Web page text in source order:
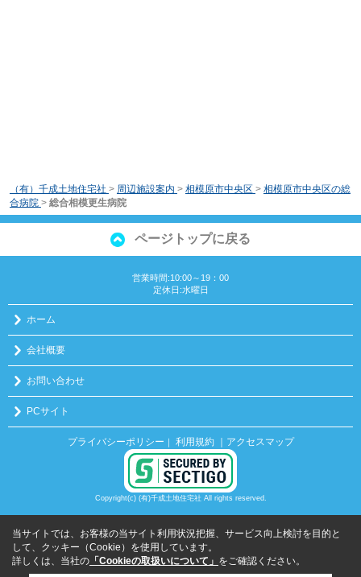
（有）千成土地住宅社 > 周辺施設案内 > 相模原市中央区 > 相模原市中央区の総
合病院 > 総合相模更生病院
ページトップに戻る
営業時間:10:00～19：00
定休日:水曜日
ホーム
会社概要
お問い合わせ
PCサイト
プライバシーポリシー ｜ 利用規約 ｜アクセスマップ
Copyright(c) (有)千成土地住宅社 All rights reserved.
当サイトでは、お客様の当サイト利用状況把握、サービス向上検討を目的と
して、クッキー（Cookie）を使用しています。
詳しくは、当社の 「Cookieの取扱いについて」 をご確認ください。